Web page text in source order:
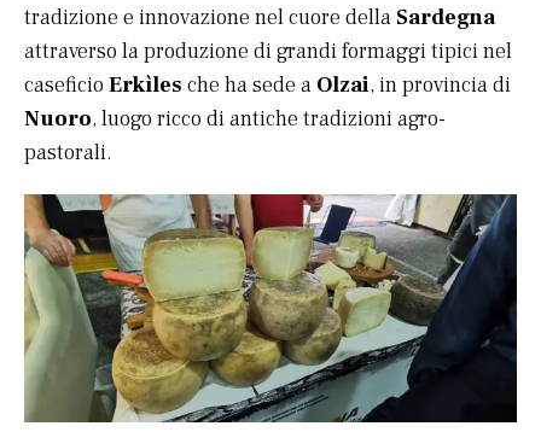
tradizione e innovazione nel cuore della Sardegna
attraverso la produzione di grandi formaggi tipici nel
caseficio Erkìles che ha sede a Olzai, in provincia di
Nuoro, luogo ricco di antiche tradizioni agro-
pastorali.